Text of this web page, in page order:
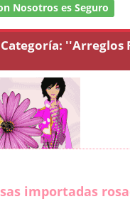
Nosotros es Seguro
Categoría: ''Arreglos
importadas